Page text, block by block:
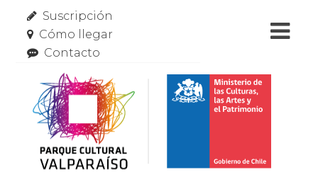
Suscripción
Cómo llegar
Contacto